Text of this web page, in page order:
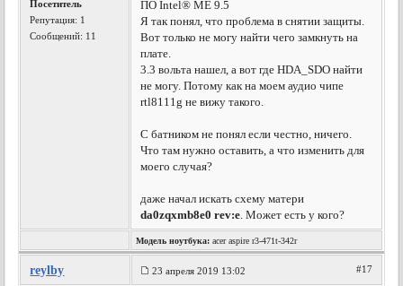
Посетитель
Репутация: 1
Сообщений: 11
ПО Intel® ME 9.5
Я так понял, что проблема в снятии защиты.
Вот только не могу найти чего замкнуть на
плате.
3.3 вольта нашел, а вот где HDA_SDO найти
не могу. Потому как на моем аудио чипе
rtl8111g не вижу такого.
С батником не понял если честно, ничего.
Что там нужно оставить, а что изменить для
моего случая?
даже начал искать схему матери
da0zqxmb8e0 rev:e. Может есть у кого?
Модель ноутбука: acer aspire r3-471t-342r
reylby 23 апреля 2019 13:02 #17